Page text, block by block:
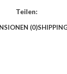
Teilen:
(0)